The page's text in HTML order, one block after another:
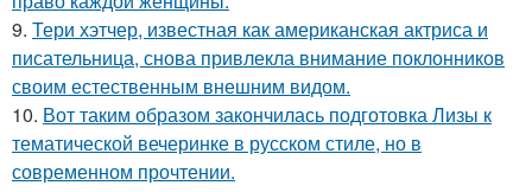
9. Тери хэтчер, известная как американская актриса и
писательница, снова привлекла внимание поклонников
своим естественным внешним видом.
10. Вот таким образом закончилась подготовка Лизы к
тематической вечеринке в русском стиле, но в
современном прочтении.